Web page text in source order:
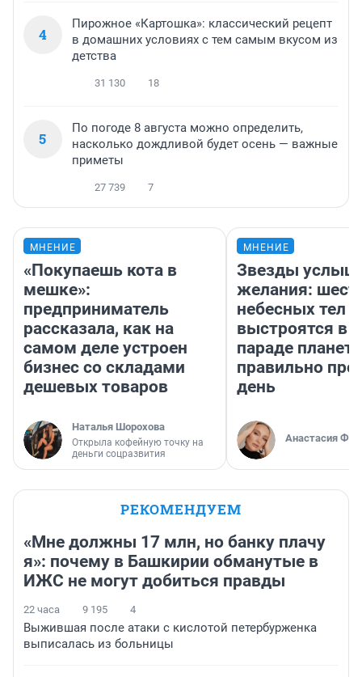
4
Пирожное «Картошка»: классический рецепт
в домашних условиях с тем самым вкусом из
детства
31 130 18
5
По погоде 8 августа можно определить,
насколько дождливой будет осень — важные
приметы
27 739 7
МНЕНИЕ
«Покупаешь кота в
мешке»:
предприниматель
рассказала, как на
самом деле устроен
бизнес со складами
дешевых товаров
Наталья Шорохова
Открыла кофейную точку на
деньги соцразвития
МНЕНИЕ
Звезды
желания:
небесных тел
выстроятся в
параде планет
правильно
день
Анастасия
РЕКОМЕНДУЕМ
«Мне должны 17 млн, но банку плачу
я»: почему в Башкирии обманутые в
ИЖС не могут добиться правды
22 часа 9 195 4
Выжившая после атаки с кислотой петербурженка
выписалась из больницы